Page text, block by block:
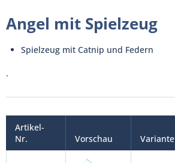
Angel mit Spielzeug
Spielzeug mit Catnip und Federn
.
Artikel-
Nr.
Vorschau Variante